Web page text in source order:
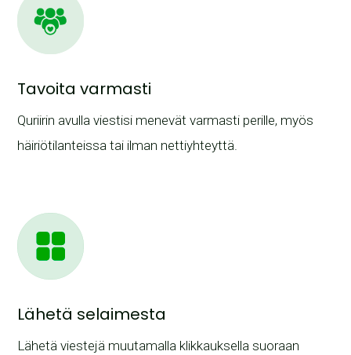
Tavoita varmasti
Quriirin avulla viestisi menevät varmasti perille, myös
häiriötilanteissa tai ilman nettiyhteyttä.
Lähetä selaimesta
Lähetä viestejä muutamalla klikkauksella suoraan